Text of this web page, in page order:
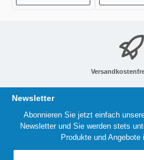
Newsletter
Abonnieren Sie jetzt einfach
Newsletter und Sie werden stets
Produkte und Angebote